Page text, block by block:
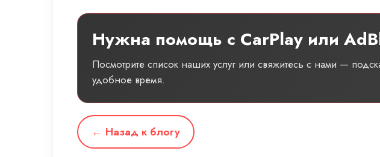
Нужна помощь с CarPlay или
Посмотрите список наших услуг или свяжитесь с нами —
удобное время.
← Назад к блогу